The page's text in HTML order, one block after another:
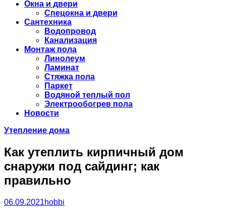
Окна и двери
Спецокна и двери
Сантехника
Водопровод
Канализация
Монтаж пола
Линолеум
Ламинат
Стяжка пола
Паркет
Водяной теплый пол
Электрообогрев пола
Новости
Утепление дома
Как утеплить кирпичный дом
снаружи под сайдинг; как
правильно
06.09.2021hobbi